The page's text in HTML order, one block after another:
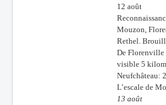
12 août
Mouzon,
Rethel.
De Florenville
visible 5
Neufchâteau:
L’escale de
13 août